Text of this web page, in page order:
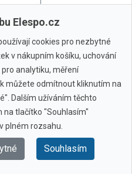
Elespo.cz
Elespo.cz
cookies pro nezbytné
v nákupním košíku, uchování
analytiku, měření
můžete odmítnout kliknutím na
Dalším užíváním těchto
na tlačítko "Souhlasím"
plném rozsahu.
Souhlasím